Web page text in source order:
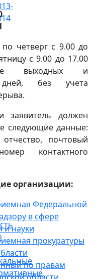
четверг с 9.00 до
с 9.00 до 17.00
выходных и
дней, без учета
заявитель должен
следующие данные:
почтовый
контактного
организации:
Федеральной
в сфере
и науки
прокуратуры
по правам